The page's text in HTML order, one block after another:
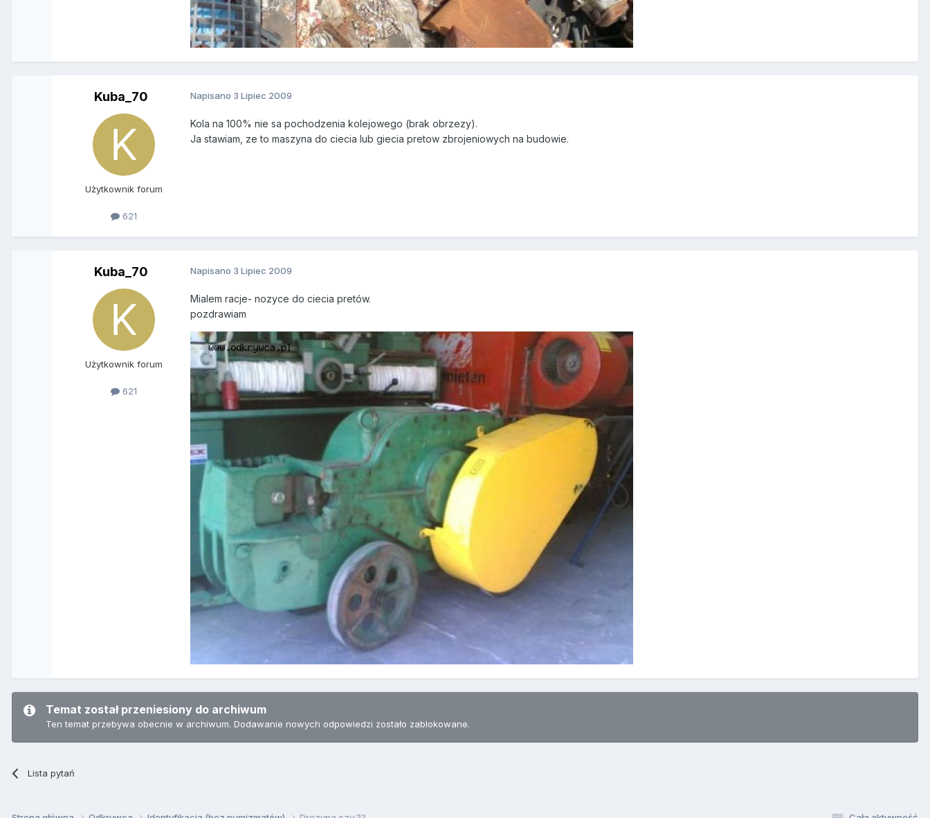
Kuba_70
Użytkownik forum
621
Napisano 3 Lipiec 2009
Kola na 100% nie sa pochodzenia kolejowego (brak obrzezy).
Ja stawiam, ze to maszyna do ciecia lub giecia pretow zbrojeniowych na budowie.
Kuba_70
Użytkownik forum
621
Napisano 3 Lipiec 2009
Mialem racje- nozyce do ciecia pretów.
pozdrawiam
Temat został przeniesiony do archiwum
Ten temat przebywa obecnie w archiwum. Dodawanie nowych odpowiedzi zostało zablokowane.
Lista pytań